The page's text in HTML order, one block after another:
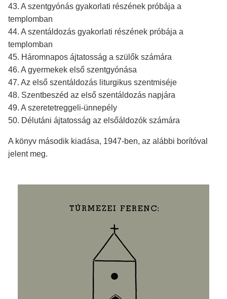
43. A szentgyónás gyakorlati részének próbája a
templomban
44. A szentáldozás gyakorlati részének próbája a
templomban
45. Háromnapos ájtatosság a szülők számára
46. A gyermekek első szentgyónása
47. Az első szentáldozás liturgikus szentmiséje
48. Szentbeszéd az első szentáldozás napjára
49. A szeretetreggeli-ünnepély
50. Délutáni ájtatosság az elsőáldozók számára
A könyv második kiadása, 1947-ben, az alábbi borítóval
jelent meg.